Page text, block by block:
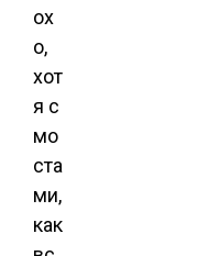
ох
о,
хот
я с
мо
ста
ми,
как